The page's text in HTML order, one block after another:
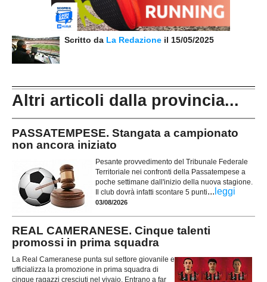
Scritto da La Redazione il 15/05/2025
Altri articoli dalla provincia...
PASSATEMPESE. Stangata a campionato
non ancora iniziato
Pesante provvedimento del Tribunale Federale
Territoriale nei confronti della Passatempese a
poche settimane dall'inizio della nuova stagione.
Il club dovrà infatti scontare 5 punti... leggi
03/08/2026
REAL CAMERANESE. Cinque talenti
promossi in prima squadra
La Real Cameranese punta sul settore giovanile e
ufficializza la promozione in prima squadra di
cinque ragazzi cresciuti nel vivaio. Entrano a far